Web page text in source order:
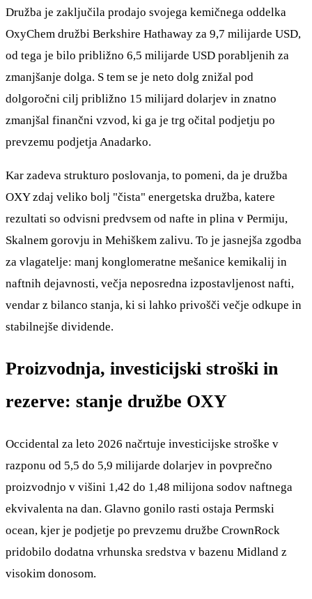
Družba je zaključila prodajo svojega kemičnega oddelka
OxyChem družbi Berkshire Hathaway za 9,7 milijarde USD,
od tega je bilo približno 6,5 milijarde USD porabljenih za
zmanjšanje dolga. S tem se je neto dolg znižal pod
dolgoročni cilj približno 15 milijard dolarjev in znatno
zmanjšal finančni vzvod, ki ga je trg očital podjetju po
prevzemu podjetja Anadarko.
Kar zadeva strukturo poslovanja, to pomeni, da je družba
OXY zdaj veliko bolj "čista" energetska družba, katere
rezultati so odvisni predvsem od nafte in plina v Permiju,
Skalnem gorovju in Mehiškem zalivu. To je jasnejša zgodba
za vlagatelje: manj konglomeratne mešanice kemikalij in
naftnih dejavnosti, večja neposredna izpostavljenost nafti,
vendar z bilanco stanja, ki si lahko privošči večje odkupe in
stabilnejše dividende.
Proizvodnja, investicijski stroški in
rezerve: stanje družbe OXY
Occidental za leto 2026 načrtuje investicijske stroške v
razponu od 5,5 do 5,9 milijarde dolarjev in povprečno
proizvodnjo v višini 1,42 do 1,48 milijona sodov naftnega
ekvivalenta na dan. Glavno gonilo rasti ostaja Permski
ocean, kjer je podjetje po prevzemu družbe CrownRock
pridobilo dodatna vrhunska sredstva v bazenu Midland z
visokim donosom.